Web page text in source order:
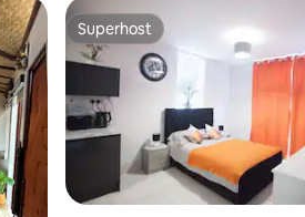
Superhost
Superhost